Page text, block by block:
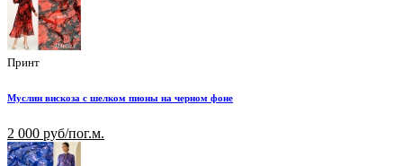
Принт
Муслин вискоза с шелком пионы на черном фоне
2 000 руб/пог.м.